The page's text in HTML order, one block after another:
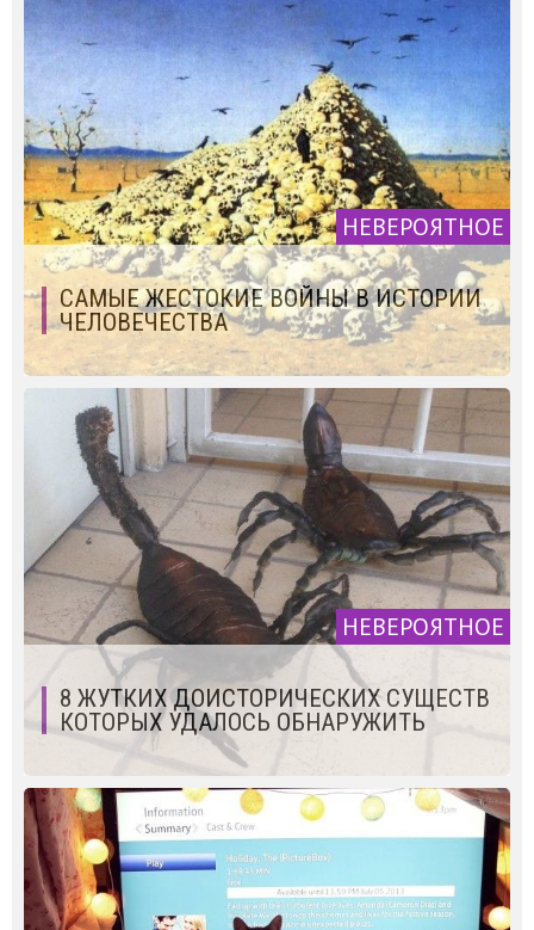
НЕВЕРОЯТНОЕ
САМЫЕ ЖЕСТОКИЕ ВОЙНЫ В ИСТОРИИ
ЧЕЛОВЕЧЕСТВА
НЕВЕРОЯТНОЕ
8 ЖУТКИХ ДОИСТОРИЧЕСКИХ СУЩЕСТВ
КОТОРЫХ УДАЛОСЬ ОБНАРУЖИТЬ